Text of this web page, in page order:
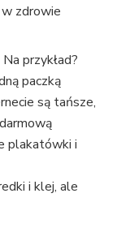
zdrowie
przykład?
paczką
są tańsze,
plakatówki i
i klej, ale